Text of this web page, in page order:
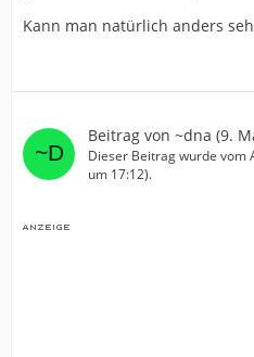
Kann man natürlich anders
Beitrag von ~dna (9.
Dieser Beitrag wurde vom
um 17:12).